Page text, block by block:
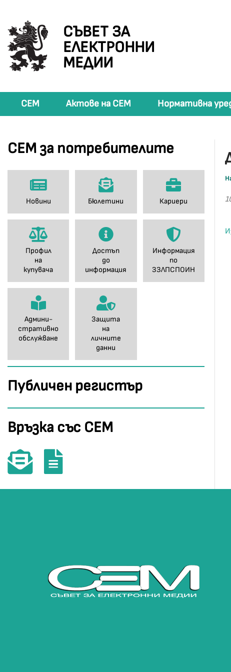
СЪВЕТ ЗА
ЕЛЕКТРОННИ
МЕДИИ
СЕМ Актове на СЕМ Нормативна
СЕМ за потребителите
Новини Бюлетини Кариери
Профил
на
купувача
Достъп
до
информация
Информация
по
ЗЗЛПСПОИН
Админи-
стративно
обслужване
Защита
на
личните
данни
Публичен регистър
Връзка със СЕМ